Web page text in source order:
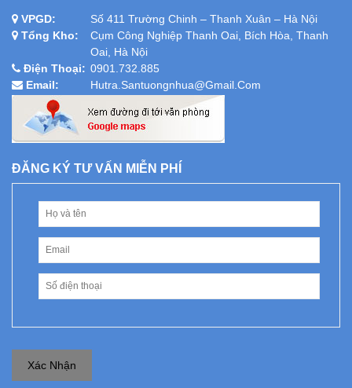
VPGD:
Số 411 Trường Chinh – Thanh Xuân – Hà Nội
Tổng Kho:
Cụm Công Nghiệp Thanh Oai, Bích Hòa, Thanh
Oai, Hà Nội
Điện Thoại: 0901.732.885
Email:
Hutra.santuongnhua@gmail.com
ĐĂNG KÝ TƯ VẤN MIỄN PHÍ
Xác Nhận